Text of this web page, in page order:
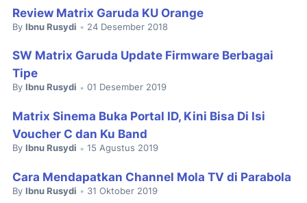
Review Matrix Garuda KU Orange
By Ibnu Rusydi • 24 Desember 2018
SW Matrix Garuda Update Firmware Berbagai
Tipe
By Ibnu Rusydi • 01 Desember 2019
Matrix Sinema Buka Portal ID, Kini Bisa Di Isi
Voucher C dan Ku Band
By Ibnu Rusydi • 15 Agustus 2019
Cara Mendapatkan Channel Mola TV di Parabola
By Ibnu Rusydi • 31 Oktober 2019